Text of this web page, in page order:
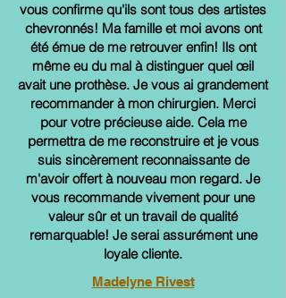
vous confirme qu'ils sont tous des artistes
chevronnés! Ma famille et moi avons ont
été émue de me retrouver enfin! Ils ont
même eu du mal à distinguer quel œil
avait une prothèse. Je vous ai grandement
recommander à mon chirurgien. Merci
pour votre précieuse aide. Cela me
permettra de me reconstruire et je vous
suis sincèrement reconnaissante de
m'avoir offert à nouveau mon regard. Je
vous recommande vivement pour une
valeur sûr et un travail de qualité
remarquable! Je serai assurément une
loyale cliente.
Madelyne Rivest